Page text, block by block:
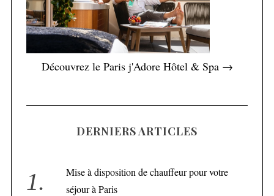
Découvrez le Paris j'Adore Hôtel & Spa →
DERNIERS ARTICLES
Mise à disposition de chauffeur pour votre
séjour à Paris